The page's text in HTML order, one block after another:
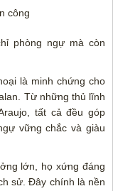
công
phòng ngự mà còn
là minh chứng cho
Từ những thủ lĩnh
tất cả đều góp
vững chắc và giàu
lớn, họ xứng đáng
sử. Đây chính là nền